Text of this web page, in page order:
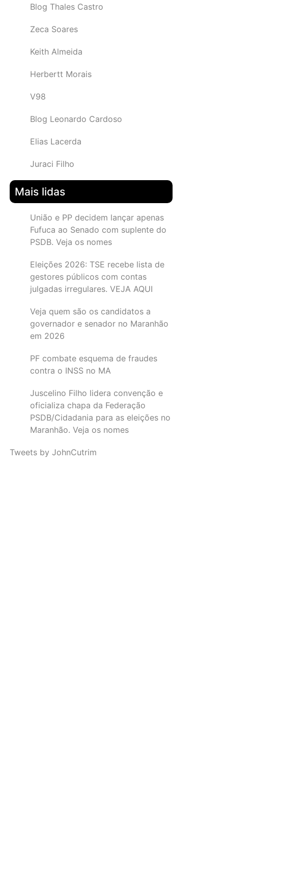
Blog Thales Castro
Zeca Soares
Keith Almeida
Herbertt Morais
V98
Blog Leonardo Cardoso
Elias Lacerda
Juraci Filho
Mais lidas
União e PP decidem lançar apenas
Fufuca ao Senado com suplente do
PSDB. Veja os nomes
Eleições 2026: TSE recebe lista de
gestores públicos com contas
julgadas irregulares. VEJA AQUI
Veja quem são os candidatos a
governador e senador no Maranhão
em 2026
PF combate esquema de fraudes
contra o INSS no MA
Juscelino Filho lidera convenção e
oficializa chapa da Federação
PSDB/Cidadania para as eleições no
Maranhão. Veja os nomes
Tweets by JohnCutrim